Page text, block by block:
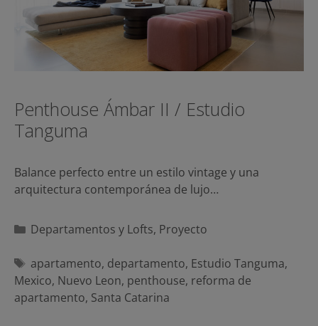
Penthouse Ámbar II / Estudio
Tanguma
Balance perfecto entre un estilo vintage y una
arquitectura contemporánea de lujo…
Categorías
Departamentos y Lofts, Proyecto
Etiquetas
apartamento, departamento, Estudio Tanguma,
Mexico, Nuevo Leon, penthouse, reforma de
apartamento, Santa Catarina